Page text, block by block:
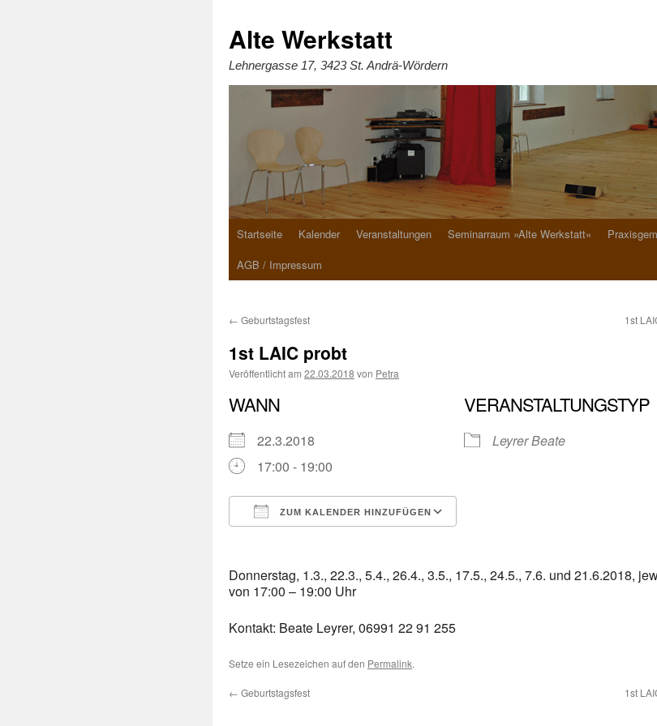
Alte Werkstatt
Lehnergasse 17, 3423 St. Andrä-Wördern
Startseite Kalender Veranstaltungen Seminarraum »Alte Werkstatt«
AGB / Impressum
← Geburtstagsfest 1st
1st LAIC probt
Veröffentlicht am 22.03.2018 von Petra
WANN
22.3.2018
17:00 - 19:00
ZUM KALENDER HINZUFÜGEN
VERANSTALTUNGSTYP
Leyrer Beate
Donnerstag, 1.3., 22.3., 5.4., 26.4., 3.5., 17.5., 24.5., 7.6. und 21.6.2018,
von 17:00 – 19:00 Uhr
Kontakt: Beate Leyrer, 06991 22 91 255
Setze ein Lesezeichen auf den Permalink.
← Geburtstagsfest 1st